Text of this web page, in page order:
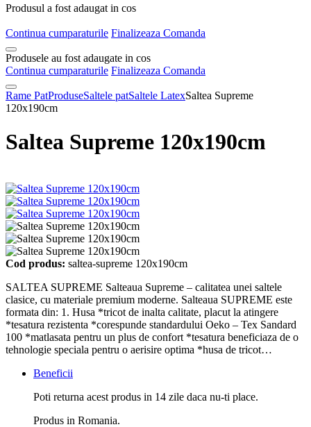
Produsul a fost adaugat in cos
Continua cumparaturile Finalizeaza Comanda
Produsele au fost adaugate in cos
Continua cumparaturile Finalizeaza Comanda
Rame PatProduseSaltele patSaltele LatexSaltea Supreme
120x190cm
Saltea Supreme 120x190cm
Cod produs: saltea-supreme 120x190cm
SALTEA SUPREME Salteaua Supreme – calitatea unei saltele
clasice, cu materiale premium moderne. Salteaua SUPREME este
formata din: 1. Husa *tricot de inalta calitate, placut la atingere
*tesatura rezistenta *corespunde standardului Oeko – Tex Sandard
100 *matlasata pentru un plus de confort *tesatura beneficiaza de o
tehnologie speciala pentru o aerisire optima *husa de tricot…
Beneficii
Poti returna acest produs in 14 zile daca nu-ti place.
Produs in Romania.